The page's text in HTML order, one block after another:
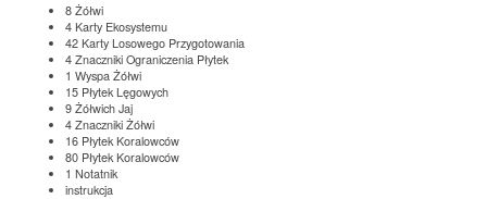
8 Żółwi
4 Karty Ekosystemu
42 Karty Losowego Przygotowania
4 Znaczniki Ograniczenia Płytek
1 Wyspa Żółwi
15 Płytek Lęgowych
9 Żółwich Jaj
4 Znaczniki Żółwi
16 Płytek Koralowców
80 Płytek Koralowców
1 Notatnik
instrukcja